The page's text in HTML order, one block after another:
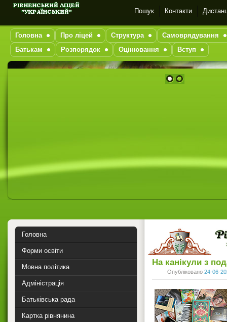
Пошук Контакти
Головна Про ліцей Структура
Самоврядування
Батькам
Розпорядок Оцінювання Вступ
На канікули з
Опубліковано 24-06-
Головна
Форми освіти
Мовна політика
Адміністрація
Батьківська рада
Картка рівнянина